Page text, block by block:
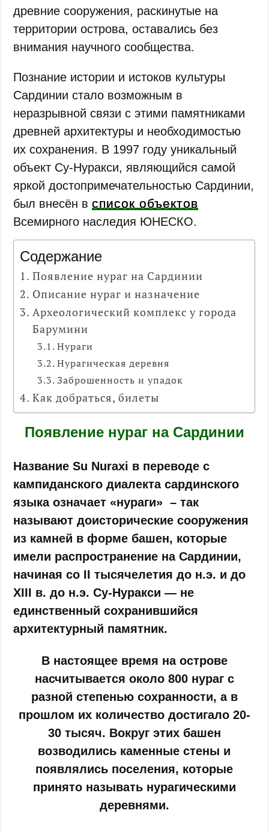
древние сооружения, раскинутые на
территории острова, оставались без
внимания научного сообщества.
Познание истории и истоков культуры
Сардинии стало возможным в
неразрывной связи с этими памятниками
древней архитектуры и необходимостью
их сохранения. В 1997 году уникальный
объект Су-Нуракси, являющийся самой
яркой достопримечательностью Сардинии,
был внесён всписок объектов
Всемирного наследия ЮНЕСКО.
Содержание
Появление нураг на Сардинии
Описание нураг и назначение
Археологический комплекс у города
Барумини
Нураги
Нурагическая деревня
Заброшенность и упадок
Как добраться, билеты
Появление нураг на Сардинии
Название Su Nuraxi в переводе с
кампиданского диалекта сардинского
языка означает «нураги» – так
называют доисторические сооружения
из камней в форме башен, которые
имели распространение на Сардинии,
начиная со II тысячелетия до н.э. и до
XIII в. до н.э. Су-Нуракси — не
единственный сохранившийся
архитектурный памятник.
В настоящее время на острове
насчитывается около 800 нураг с
разной степенью сохранности, а в
прошлом их количество достигало 20-
30 тысяч. Вокруг этих башен
возводились каменные стены и
появлялись поселения, которые
принято называть нурагическими
деревнями.